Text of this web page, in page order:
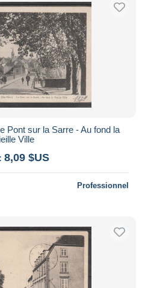
Pont sur la Sarre - Au fond la
Ville
8,09 $US
Professionnel